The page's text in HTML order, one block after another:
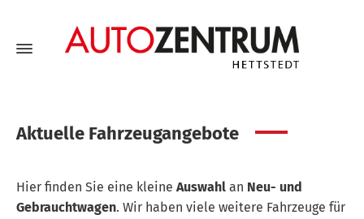
Aktuelle Fahrzeugangebote
Hier finden Sie eine kleine Auswahl an Neu- und
Gebrauchtwagen. Wir haben viele weitere Fahrzeuge für